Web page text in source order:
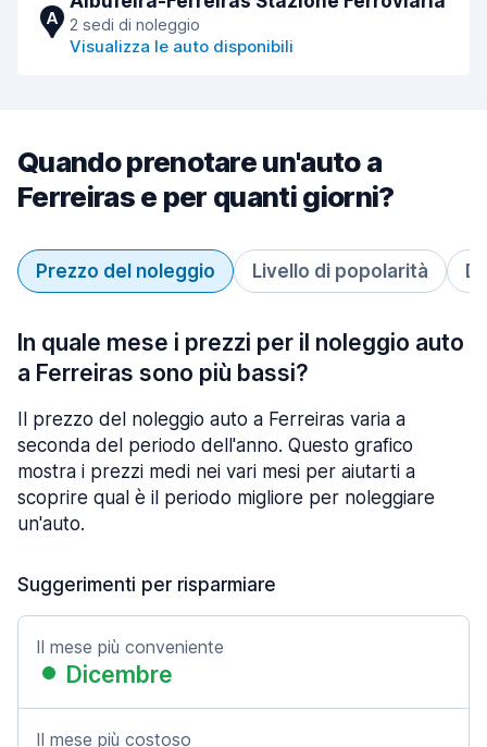
A 2 sedi di noleggio
Visualizza le auto disponibili
Quando prenotare un'auto a
Ferreiras e per quanti giorni?
Prezzo del noleggio Livello di popolarità
In quale mese i prezzi per il noleggio auto
a Ferreiras sono più bassi?
Il prezzo del noleggio auto a Ferreiras varia a
seconda del periodo dell'anno. Questo grafico
mostra i prezzi medi nei vari mesi per aiutarti a
scoprire qual è il periodo migliore per noleggiare
un'auto.
Suggerimenti per risparmiare
Il mese più conveniente
Dicembre
Il mese più costoso